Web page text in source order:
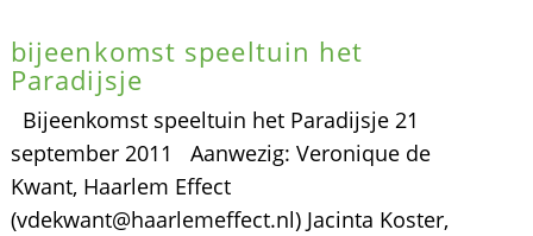
bijeenkomst speeltuin het
Paradijsje
Bijeenkomst speeltuin het Paradijsje 21
september 2011 Aanwezig: Veronique de
Kwant, Haarlem Effect
(vdekwant@haarlemeffect.nl) Jacinta Koster,